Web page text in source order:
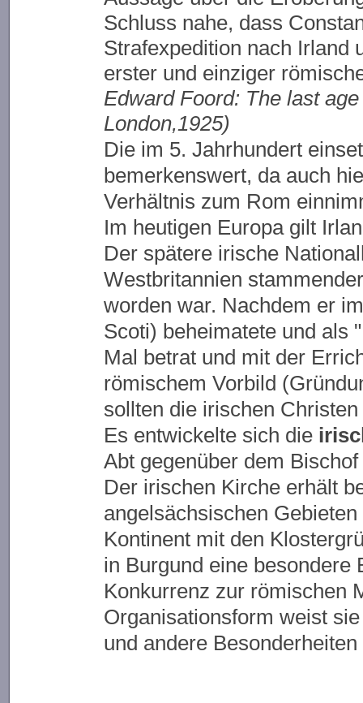
Schluss nahe, dass
Strafexpedition nach Irland
erster und einziger
Edward Foord: The last
London,1925)
Die im 5. Jahrhundert
bemerkenswert, da auch
Verhältnis zum Rom
Im heutigen Europa gilt
Der spätere irische
Westbritannien
worden war. Nachdem er
Scoti) beheimatete und als
Mal betrat und mit der
römischem Vorbild
sollten die irischen
Es entwickelte sich die
Abt gegenüber dem
Der irischen Kirche erhält
angelsächsischen
Kontinent mit den
in Burgund eine besondere
Konkurrenz zur römischen
Organisationsform weist
und andere Besonderheiten